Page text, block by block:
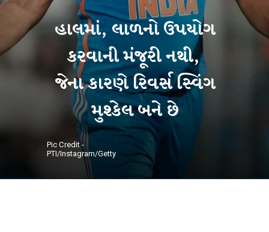
હાલમાં, લાળનો ઉપયોગ
કરવાની મંજૂરી નથી,
જેના કારણે રિવર્સ સ્વિંગ
Pic Credit -
PTI/Instagram/Getty